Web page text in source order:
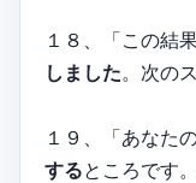
１８、「この結
しました。次の
１９、「あなた
するところです